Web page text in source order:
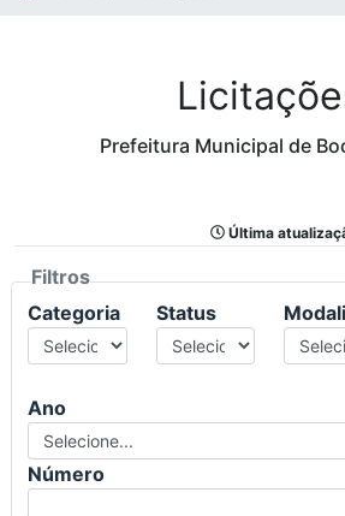
Prefeitura Municipal de
Última
Filtros
Categoria
Status
Ano
Número